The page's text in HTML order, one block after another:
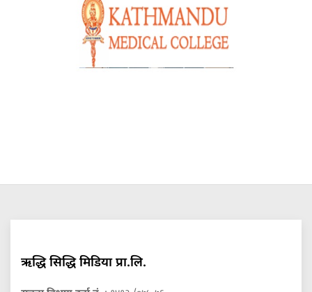
ऋद्धि सिद्धि मिडिया प्रा.लि.